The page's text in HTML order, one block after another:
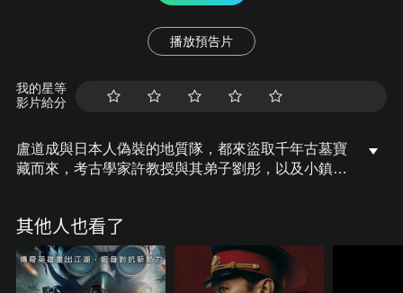
播放預告片
我的星等
影片給分
盧道成與日本人偽裝的地質隊，都來盜取千年古墓寶
藏而來，考古學家許教授與其弟子劉彤，以及小鎮第
其他人也看了